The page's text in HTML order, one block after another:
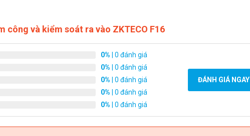
công và kiểm soát ra vào ZKTECO F16
0% | 0 đánh giá
0% | 0 đánh giá
0% | 0 đánh giá
0% | 0 đánh giá
0% | 0 đánh giá
ĐÁNH GIÁ NGAY